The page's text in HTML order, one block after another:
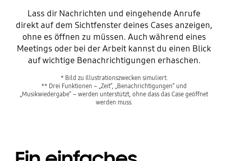
Lass dir Nachrichten und eingehende Anrufe
direkt auf dem Sichtfenster deines Cases anzeigen,
ohne es öffnen zu müssen. Auch während eines
Meetings oder bei der Arbeit kannst du einen Blick
auf wichtige Benachrichtigungen erhaschen.
* Bild zu Illustrationszwecken simuliert.
** Drei Funktionen – „Zeit“, „Benachrichtigungen“ und
„Musikwiedergabe“ – werden unterstützt, ohne dass das Case geöffnet
werden muss.